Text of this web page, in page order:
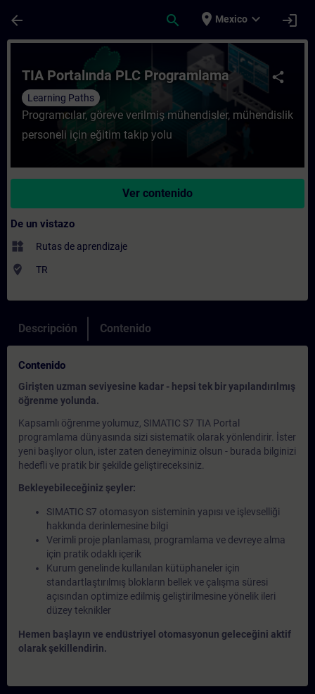
arrow_back search place Mexico expand_more login
Curso - TIA Portalında PLC
share
TIA Portalında PLC Programlama
Learning Paths
Programcılar, göreve verilmiş mühendisler, mühendislik
personeli için eğitim takip yolu
Ver contenido
De un vistazo
widgets Rutas de aprendizaje
where_to_vote TR
Descripción Contenido
Contenido
Girişten uzman seviyesine kadar - hepsi tek bir yapılandırılmış
öğrenme yolunda.
Kapsamlı öğrenme yolumuz, SIMATIC S7 TIA Portal
programlama dünyasında sizi sistematik olarak yönlendirir. İster
yeni başlıyor olun, ister zaten deneyiminiz olsun - burada bilginizi
hedefli ve pratik bir şekilde geliştireceksiniz.
Bekleyebileceğiniz şeyler:
SIMATIC S7 otomasyon sisteminin yapısı ve işlevselliği
hakkında derinlemesine bilgi
Verimli proje planlaması, programlama ve devreye alma
için pratik odaklı içerik
Kurum genelinde kullanılan kütüphaneler için
standartlaştırılmış blokların bellek ve çalışma süresi
açısından optimize edilmiş geliştirilmesine yönelik ileri
düzey teknikler
Hemen başlayın ve endüstriyel otomasyonun geleceğini aktif
olarak şekillendirin.